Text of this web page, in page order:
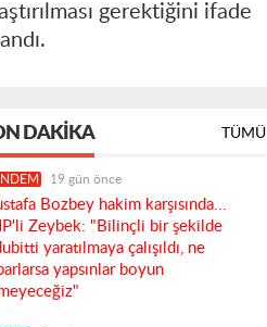
gerektiğini ifade
DAKIKA TÜMÜ
19 gün önce
Bozbey hakim karşısında...
Zeybek: "Bilinçli bir şekilde
yaratılmaya çalışıldı, ne
yapsınlar boyun